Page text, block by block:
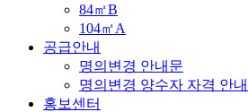
84㎡B
104㎡A
공급안내
명의변경 안내문
명의변경 양수자 자격 안내
홍보센터